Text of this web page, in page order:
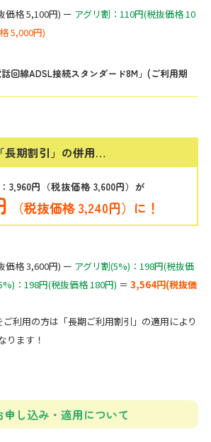
価格 5,100円) ー アグリ割：110円(税抜価格 10
5,000円)
回線ADSL接続スタンダード8M」(ご利用期
長期割引」の併用…
3,960円（税抜価格 3,600円）が
（税抜価格 3,240円）に！
価格 3,600円) ー アグリ割(5%)：198円(税抜価
：198円(税抜価格 180円) ＝ 3,564円(税抜価
利用の方は「長期ご利用割引」の適用により
ります！
申し込み・適用について